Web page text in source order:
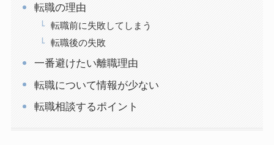
転職の理由
転職前に失敗してしまう
転職後の失敗
一番避けたい離職理由
転職について情報が少ない
転職相談するポイント